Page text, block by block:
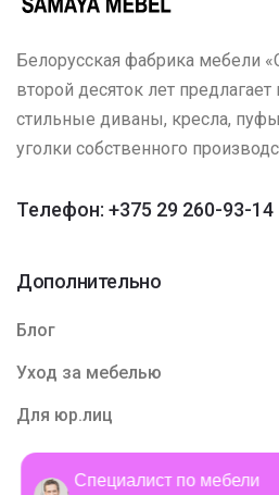
Специалист по мебели
Белорусская фабрика мебели
второй десяток лет
стильные диваны, кресла,
уголки собственного
Телефон: +375 29 260-93-14
Дополнительно
Блог
Уход за мебелью
Для юр.лиц